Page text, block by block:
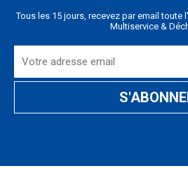
Tous les 15 jours, recevez par email toute
Multiservice &